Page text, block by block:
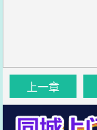
上一章